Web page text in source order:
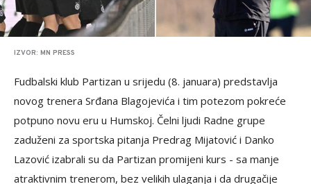
IZVOR: MN PRESS
Fudbalski klub Partizan u srijedu (8. januara) predstavlja
novog trenera Srđana Blagojevića i tim potezom pokreće
potpuno novu eru u Humskoj. Čelni ljudi Radne grupe
zaduženi za sportska pitanja Predrag Mijatović i Danko
Lazović izabrali su da Partizan promijeni kurs - sa manje
atraktivnim trenerom, bez velikih ulaganja i da drugačije